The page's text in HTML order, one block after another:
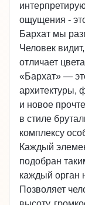
ощущения -
Бархат мы
Человек
отличает
«Бархат» —
архитектуры,
и новое
в стиле
комплексу
Каждый
подобран
каждый орган
Позволяет